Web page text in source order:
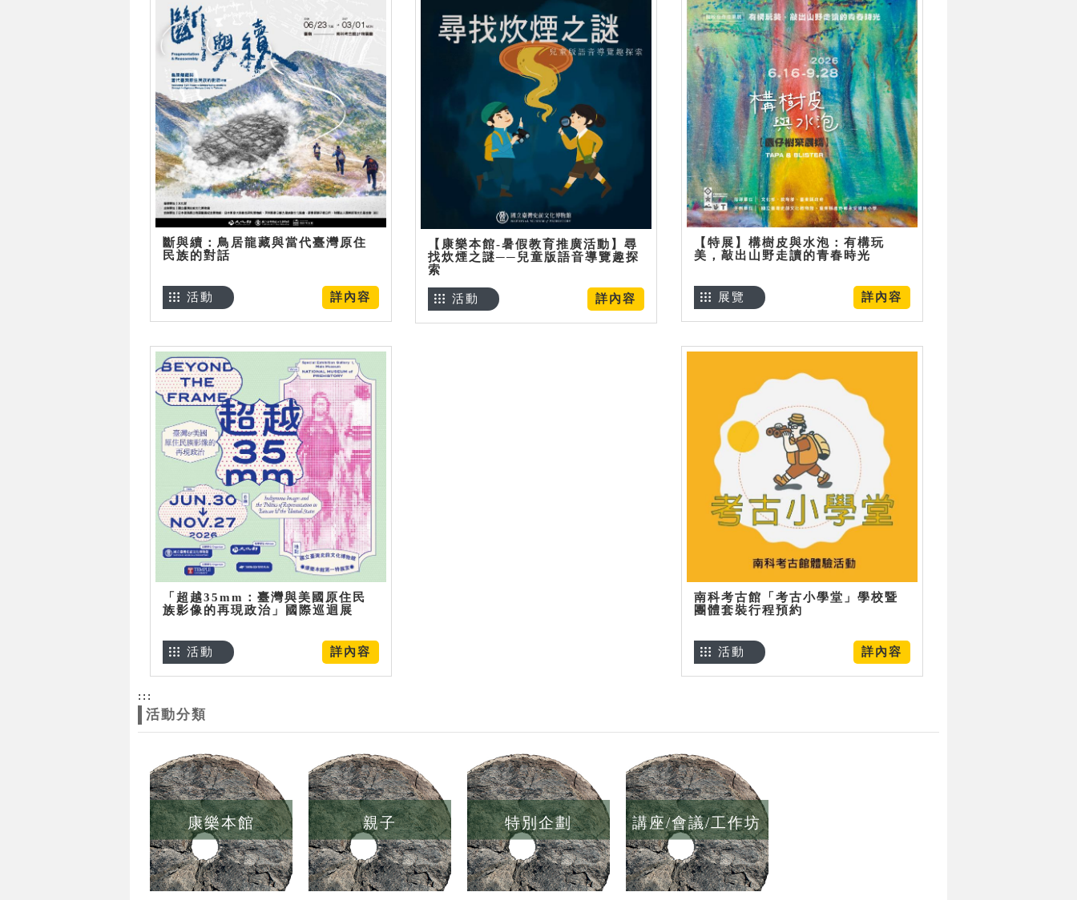
斷與續：鳥居龍藏與當代臺灣原住
民族的對話
詳內容
活動
【康樂本館-暑假教育推廣活動】尋
找炊煙之謎──兒童版語音導覽趣探
索
詳內容
活動
【特展】構樹皮與水泡：有構玩
美，敲出山野走讀的青春時光
詳內容
展覽
「超越35mm：臺灣與美國原住民
族影像的再現政治」國際巡迴展
詳內容
活動
南科考古館「考古小學堂」學校暨
團體套裝行程預約
詳內容
活動
:::
活動分類
康樂本館 親子 特別企劃 講座/會議/工作坊